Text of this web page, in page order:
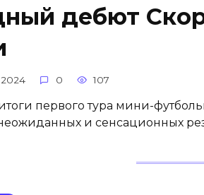
дебют
0 107
первого тура мини-
и сенсационных